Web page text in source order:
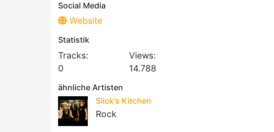
Social Media
Website
Statistik
Tracks:
0
Views:
14.788
ähnliche Artisten
Slick's Kitchen
Rock